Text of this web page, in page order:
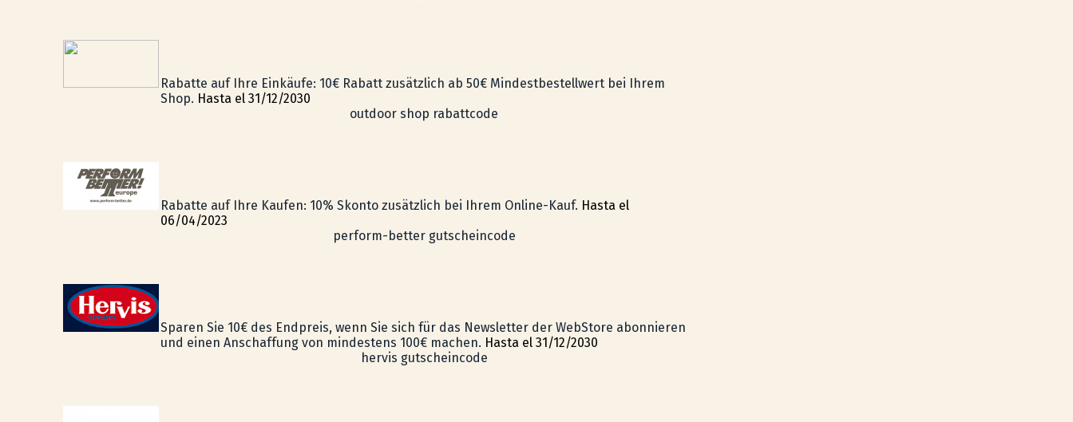
Rabatte auf Ihre Einkäufe: 10€ Rabatt zusätzlich ab 50€ Mindestbestellwert bei Ihrem
Shop. Hasta el 31/12/2030
outdoor shop rabattcode
Rabatte auf Ihre Kaufen: 10% Skonto zusätzlich bei Ihrem Online-Kauf. Hasta el
06/04/2023
perform-better gutscheincode
Sparen Sie 10€ des Endpreis, wenn Sie sich für das Newsletter der WebStore abonnieren
und einen Anschaffung von mindestens 100€ machen. Hasta el 31/12/2030
hervis gutscheincode